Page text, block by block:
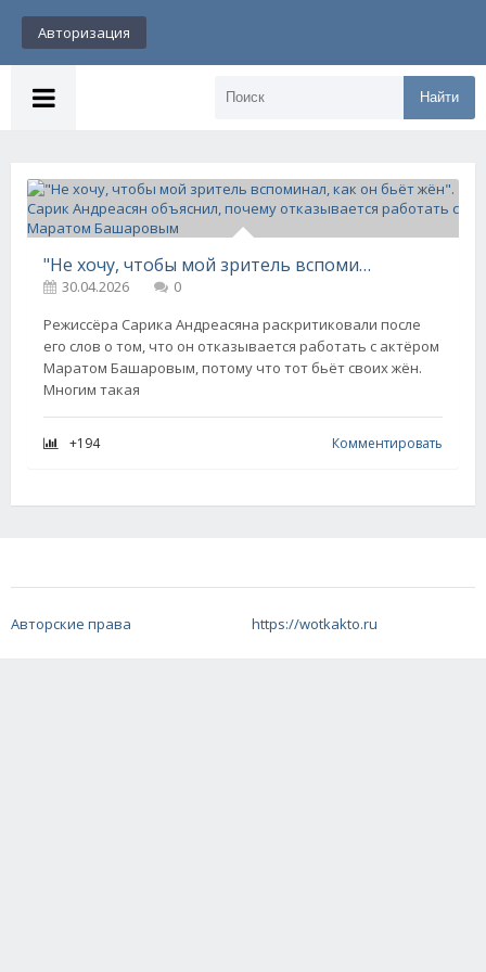
Авторизация
Найти
"Не хочу, чтобы мой зритель вспоминал, как он бьёт жён". Сарик Андреасян объяснил, почему отказывается работать с Маратом Башаровым
30.04.2026
0
Режиссёра Сарика Андреасяна раскритиковали после
его слов о том, что он отказывается работать с актёром
Маратом Башаровым, потому что тот бьёт своих жён.
Многим такая
+194 Комментировать
Авторские права https://wotkakto.ru